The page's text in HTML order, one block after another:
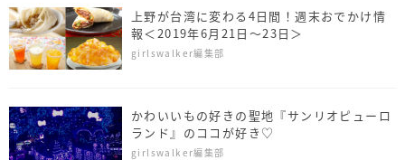
上野が台湾に変わる4日間！週末おでかけ情
報＜2019年6月21日～23日＞
girlswalker編集部
かわいいもの好きの聖地『サンリオピューロ
ランド』のココが好き♡
girlswalker編集部